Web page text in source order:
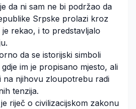
da ni sam ne bi podržao da
Srpske prolazi kroz
rekao, i to predstavljalo
da se istorijski simboli
im je propisano mjesto, ali
na njihovu zloupotrebu radi
tenzija.
riječ o civilizacijskom zakonu